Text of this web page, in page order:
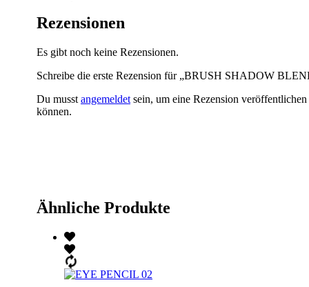
Rezensionen
Es gibt noch keine Rezensionen.
Schreibe die erste Rezension für „BRUSH SHADOW
Du musst angemeldet sein, um eine Rezension veröffentlichen
können.
Ähnliche Produkte